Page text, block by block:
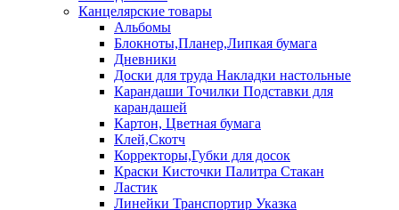
Канцелярские товары
Альбомы
Блокноты,Планер,Липкая бумага
Дневники
Доски для труда Накладки настольные
Карандаши Точилки Подставки для
карандашей
Картон, Цветная бумага
Клей,Скотч
Корректоры,Губки для досок
Краски Кисточки Палитра Стакан
Ластик
Линейки Транспортир Указка